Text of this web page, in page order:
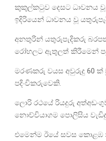
කුකුල්කටුව දෙසට ධාවනය
ඉදිරියෙන් ධාවනය වූ
අනතුරින් යතුරුපැදිකරු
රෝහලට ඇතුලත් කිරීමෙන්
මරණකරු වයස අවුරුදු 60 ක්
පදිංචිකරුවෙකි.
ලොරි රථයේ රියදුරු
නොච්චියාගම පොලිසිය
එමෙන්ම ඊයේ සවස කොළඹ